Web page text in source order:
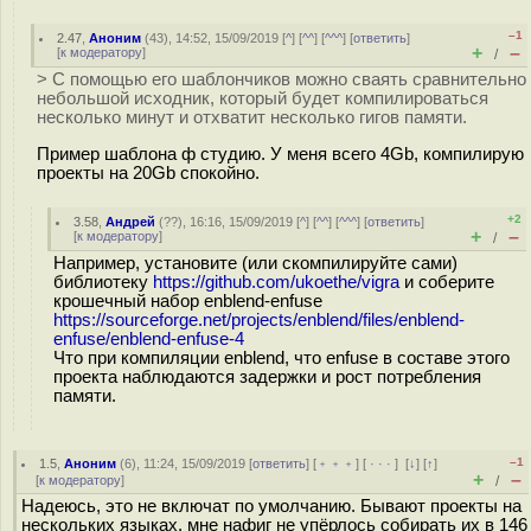
2.47 ,Аноним (43), 14:52, 15/09/2019 [^] [^^] [^^^] [ответить]
[к модератору]
–1
+ / –
> С помощью его шаблончиков можно сваять сравнительно
небольшой исходник, который будет компилироваться
несколько минут и отхватит несколько гигов памяти.
Пример шаблона ф студию. У меня всего 4Gb, компилирую
проекты на 20Gb спокойно.
3.58 ,Андрей (??), 16:16, 15/09/2019 [^] [^^] [^^^] [ответить]
[к модератору]
+2
+ / –
Например, установите (или скомпилируйте сами)
библиотеку https://github.com/ukoethe/vigra и соберите
крошечный набор enblend-enfuse
https://sourceforge.net/projects/enblend/files/enblend-
enfuse/enblend-enfuse-4
Что при компиляции enblend, что enfuse в составе этого
проекта наблюдаются задержки и рост потребления
памяти.
1.5 ,Аноним (6), 11:24, 15/09/2019 [ответить] [ ﹢﹢﹢] [ · · ·][↓] [↑]
[к модератору]
–1
+ / –
Надеюсь, это не включат по умолчанию. Бывают проекты на
нескольких языках, мне нафиг не упёрлось собирать их в 146